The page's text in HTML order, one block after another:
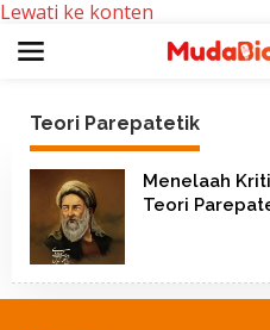
Lewati ke konten
Teori Parepatetik
Menelaah
Teori